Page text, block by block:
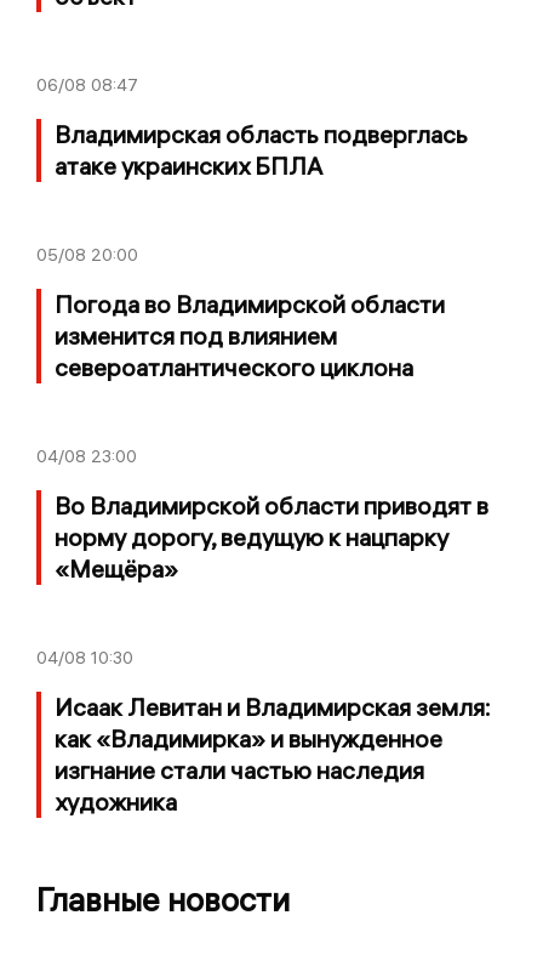
06/08 08:47
Владимирская область подверглась
атаке украинских БПЛА
05/08 20:00
Погода во Владимирской области
изменится под влиянием
североатлантического циклона
04/08 23:00
Во Владимирской области приводят в
норму дорогу, ведущую к нацпарку
«Мещёра»
04/08 10:30
Исаак Левитан и Владимирская земля:
как «Владимирка» и вынужденное
изгнание стали частью наследия
художника
Главные новости